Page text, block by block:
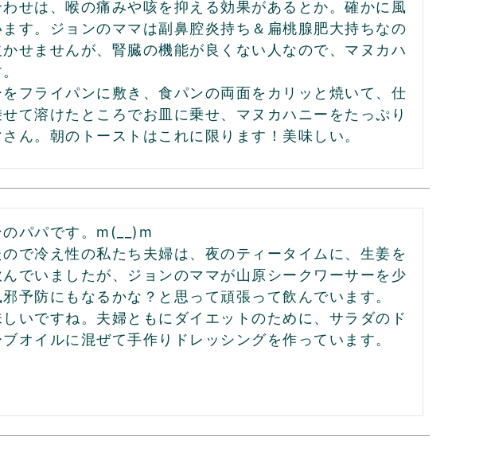
せは、喉の痛みや咳を抑える効果があるとか。確かに風
す。ジョンのママは副鼻腔炎持ち＆扁桃腺肥大持ちなの
せませんが、腎臓の機能が良くない人なので、マヌカハ
フライパンに敷き、食パンの両面をカリッと焼いて、仕
て溶けたところでお皿に乗せ、マヌカハニーをたっぷり
ん。朝のトーストはこれに限ります！美味しい。
パパです。m(__)m
で冷え性の私たち夫婦は、夜のティータイムに、生姜を
でいましたが、ジョンのママが山原シークワーサーを少
予防にもなるかな？と思って頑張って飲んでいます。
いですね。夫婦ともにダイエットのために、サラダのド
オイルに混ぜて手作りドレッシングを作っています。